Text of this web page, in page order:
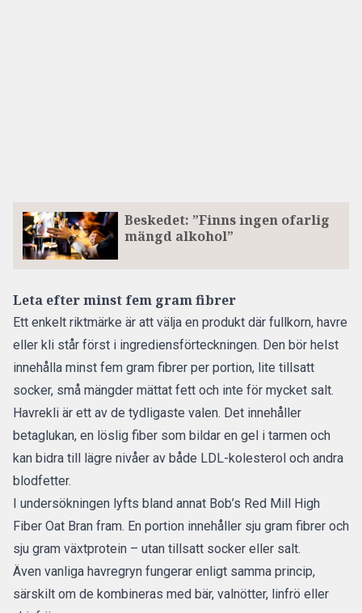
Beskedet: ”Finns ingen ofarlig
mängd alkohol”
Leta efter minst fem gram fibrer
Ett enkelt riktmärke är att välja en produkt där fullkorn, havre
eller kli står först i ingrediensförteckningen. Den bör helst
innehålla minst fem gram fibrer per portion, lite tillsatt
socker, små mängder mättat fett och inte för mycket salt.
Havrekli är ett av de tydligaste valen. Det innehåller
betaglukan, en löslig fiber som bildar en gel i tarmen och
kan bidra till lägre nivåer av både LDL-kolesterol och andra
blodfetter.
I undersökningen lyfts bland annat Bob’s Red Mill High
Fiber Oat Bran fram. En portion innehåller sju gram fibrer och
sju gram växtprotein – utan tillsatt socker eller salt.
Även vanliga havregryn fungerar enligt samma princip,
särskilt om de kombineras med bär, valnötter, linfrö eller